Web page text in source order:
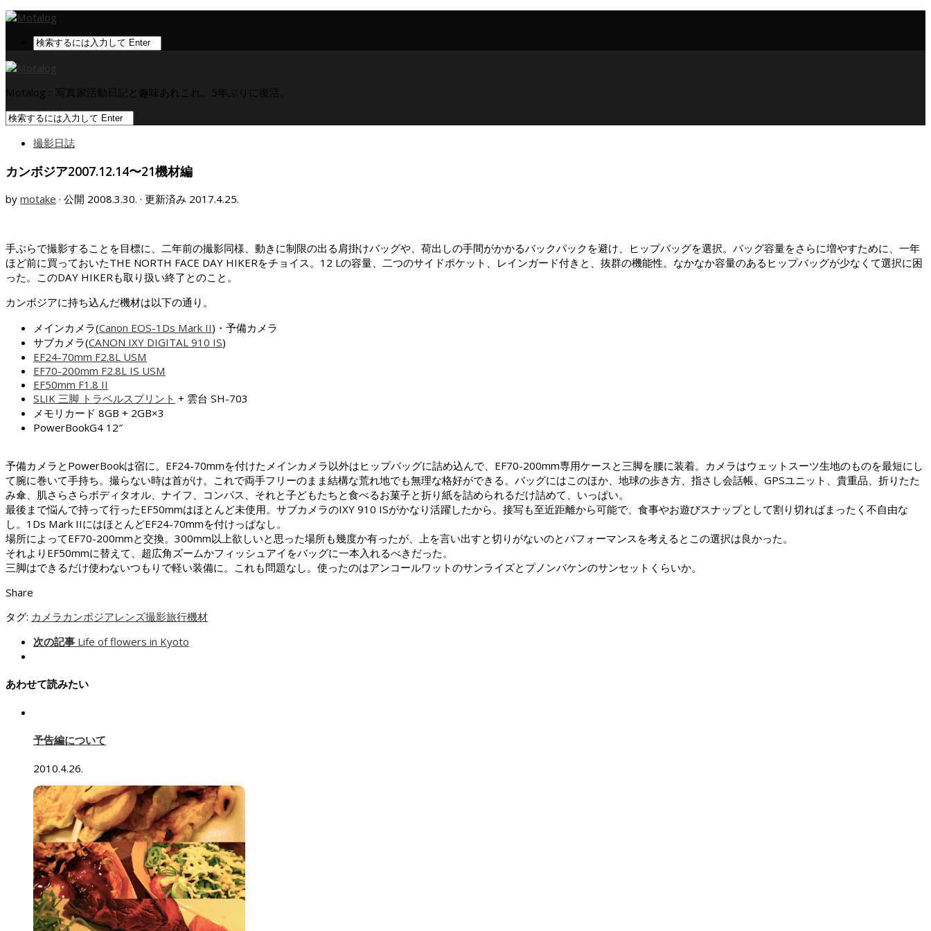
Motalog :: 写真家活動日記と趣味あれこれ。5年ぶりに復活。
撮影日誌
カンボジア2007.12.14〜21機材編
by motake · 公開 2008.3.30. · 更新済み 2017.4.25.
手ぶらで撮影することを目標に、二年前の撮影同様、動きに制限の出る肩掛けバッグや、荷出しの手間がかかるバックパックを避け、ヒップバッグを選択。バッグ容量をさらに増やすために、一年
ほど前に買っておいたTHE NORTH FACE DAY HIKERをチョイス。12 Lの容量、二つのサイドポケット、レインガード付きと、抜群の機能性。なかなか容量のあるヒップバッグが少なくて選択に困
った。このDAY HIKERも取り扱い終了とのこと。
カンボジアに持ち込んだ機材は以下の通り。
メインカメラ(Canon EOS-1Ds Mark II)・予備カメラ
サブカメラ(CANON IXY DIGITAL 910 IS)
EF24-70mm F2.8L USM
EF70-200mm F2.8L IS USM
EF50mm F1.8 II
SLIK 三脚 トラベルスプリント + 雲台 SH-703
メモリカード 8GB + 2GB×3
PowerBookG4 12″
予備カメラとPowerBookは宿に。EF24-70mmを付けたメインカメラ以外はヒップバッグに詰め込んで、EF70-200mm専用ケースと三脚を腰に装着。カメラはウェットスーツ生地のものを最短にし
て腕に巻いて手持ち。撮らない時は首がけ。これで両手フリーのまま結構な荒れ地でも無理な格好ができる。バッグにはこのほか、地球の歩き方、指さし会話帳、GPSユニット、貴重品、折りたた
み傘、肌さらさらボディタオル、ナイフ、コンパス、それと子どもたちと食べるお菓子と折り紙を詰められるだけ詰めて、いっぱい。
最後まで悩んで持って行ったEF50mmはほとんど未使用。サブカメラのIXY 910 ISがかなり活躍したから。接写も至近距離から可能で、食事やお遊びスナップとして割り切ればまったく不自由な
し。1Ds Mark IIにはほとんどEF24-70mmを付けっぱなし。
場所によってEF70-200mmと交換。300mm以上欲しいと思った場所も幾度か有ったが、上を言い出すと切りがないのとパフォーマンスを考えるとこの選択は良かった。
それよりEF50mmに替えて、超広角ズームかフィッシュアイをバッグに一本入れるべきだった。
三脚はできるだけ使わないつもりで軽い装備に。これも問題なし。使ったのはアンコールワットのサンライズとプノンバケンのサンセットくらいか。
Share
タグ: カメラ カンボジアレンズ撮影旅行機材
次の記事 Life of flowers in Kyoto
あわせて読みたい
予告編について
2010.4.26.